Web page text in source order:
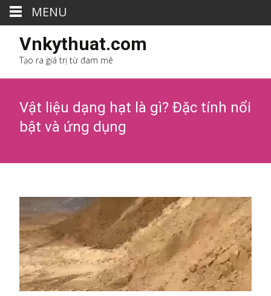
Vnkythuat.com
Tạo ra giá trị từ đam mê
Vật liệu dạng hạt là gì? Đặc tính nổi
bật và ứng dụng
MENU